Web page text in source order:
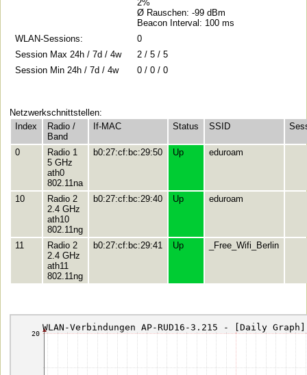
2%
Ø Rauschen: -99 dBm
Beacon Interval: 100 ms
WLAN-Sessions:
0
Session Max 24h / 7d / 4w
2 / 5 / 5
Session Min 24h / 7d / 4w
0 / 0 / 0
Netzwerkschnittstellen:
Index
Radio /
Band
If-MAC Status SSID
0
Radio 1
5 GHz
ath0
802.11na
b0:27:cf:bc:29:50 Up eduroam
10
Radio 2
2.4 GHz
ath10
802.11ng
b0:27:cf:bc:29:40 Up eduroam
11
Radio 2
2.4 GHz
ath11
802.11ng
b0:27:cf:bc:29:41 Up _Free_Wifi_Berlin